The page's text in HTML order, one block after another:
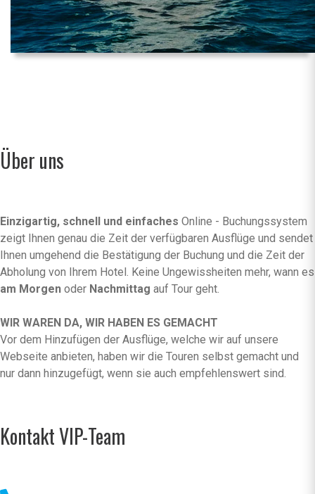
Über uns
Einzigartig, schnell und einfaches Online - Buchungssystem
zeigt Ihnen genau die Zeit der verfügbaren Ausflüge und sendet
Ihnen umgehend die Bestätigung der Buchung und die Zeit der
Abholung von Ihrem Hotel. Keine Ungewissheiten mehr, wann es
am Morgen oder Nachmittag auf Tour geht.
WIR WAREN DA, WIR HABEN ES GEMACHT
Vor dem Hinzufügen der Ausflüge, welche wir auf unsere
Webseite anbieten, haben wir die Touren selbst gemacht und
nur dann hinzugefügt, wenn sie auch empfehlenswert sind.
Kontakt VIP-Team